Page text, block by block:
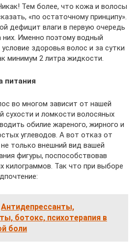
Тем более, что кожа и волосы
«по остаточному принципу».
дефицит влаги в первую очередь
них. Именно поэтому водный
здоровья волос и за сутки
минимум 2 литра жидкости.
питания
во многом зависит от нашей
сухости и ломкости волосяных
обилие жареного, жирного и
углеводов. А вот отказ от
только внешний вид вашей
фигуры, поспособствовав
килограммов. Так что при выборе
Антидепрессанты,
ботокс, психотерапия в
боли